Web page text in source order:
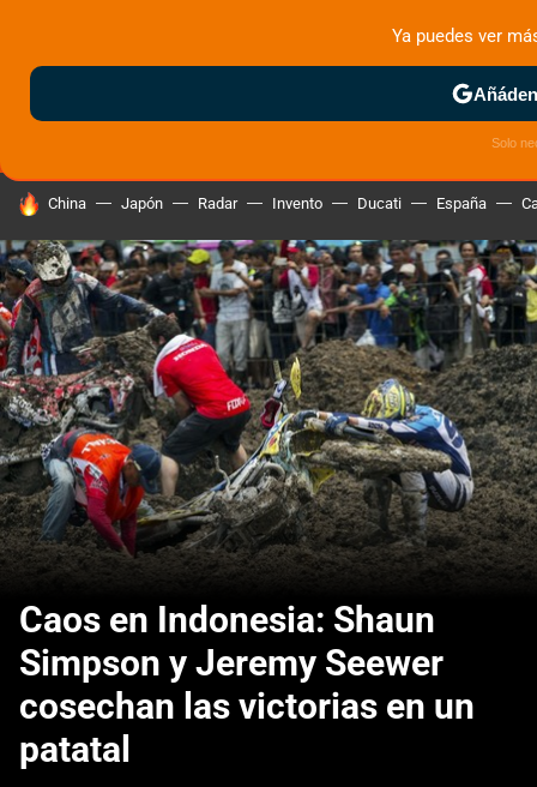
MENÚ NUEVO
MOTOS ELÉCTRICAS
HOY SE HABLA DE
China Japón Radar Invento Ducati España
Caos en Indonesia: Shaun
Simpson y Jeremy Seewer
cosechan las victorias en un
patatal
Ya puedes ver
Solo